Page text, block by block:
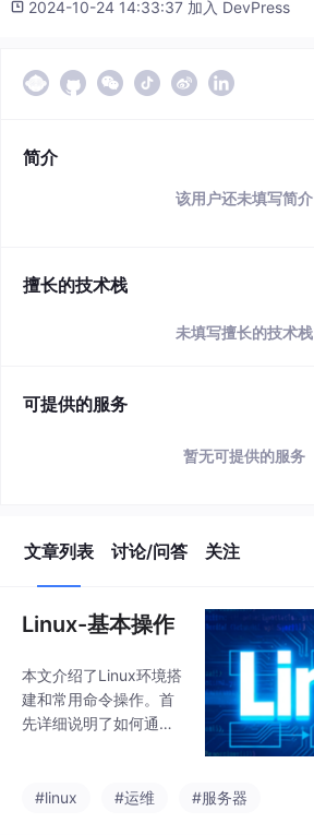
2024-10-24 14:33:37 加入 DevPress
简介
该用户还未填写简介
擅长的技术栈
未填写擅长的技术栈
可提供的服务
暂无可提供的服务
文章列表 讨论/问答 关注
Linux-基本操作
本文介绍了Linux环境搭
建和常用命令操作。首
先详细说明了如何通过
接所需的IP、账户和密
#linux #运维 #服务器